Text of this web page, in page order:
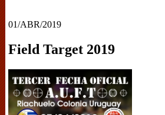
01/ABR/2019
Field Target 2019